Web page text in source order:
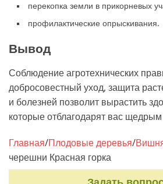
перекопка земли в прикорневых
профилактические опрыскивания.
Вывод
Соблюдение агротехнических
добросовестный уход, защита
и болезней позволит вырастить
которые отблагодарят вас
Главная/Плодовые деревья/
черешни Красная горка